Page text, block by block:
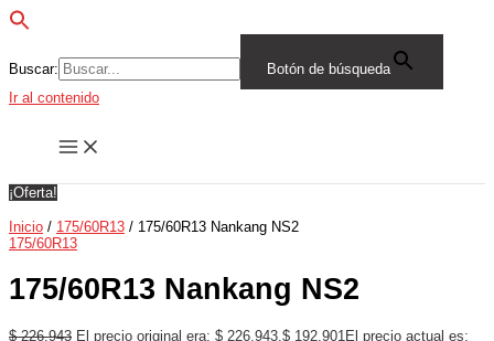
Buscar:
Botón de búsqueda
Ir al contenido
¡Oferta!
Inicio / 175/60R13 / 175/60R13 Nankang NS2
175/60R13
175/60R13 Nankang NS2
$226.943 El precio original era: $ 226.943. $ 192.901 El precio actual es: